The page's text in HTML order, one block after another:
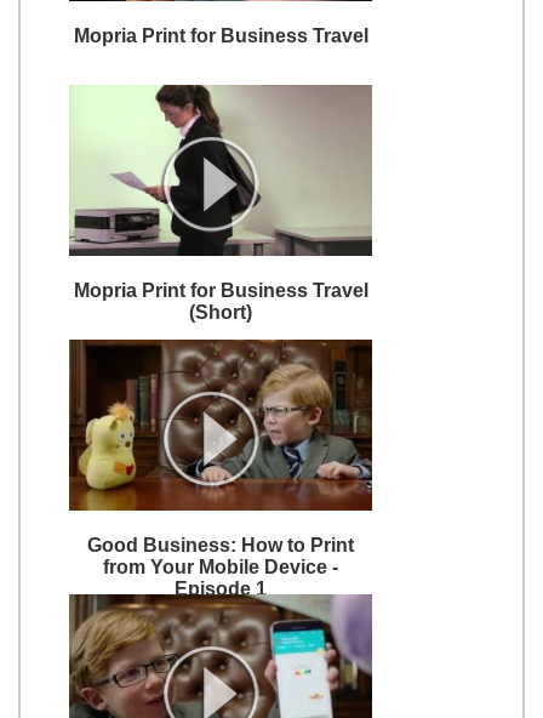
Mopria Print for Business Travel
Mopria Print for Business Travel
(Short)
Good Business: How to Print
from Your Mobile Device -
Episode 1